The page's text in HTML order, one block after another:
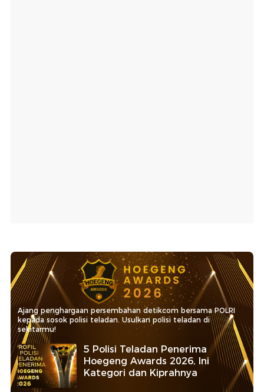
Ajang penghargaan persembahan detikcom bersama POLRI
kepada sosok polisi teladan. Usulkan polisi teladan di
sekitarmu!
5 Polisi Teladan Penerima
Hoegeng Awards 2026, Ini
Kategori dan Kiprahnya